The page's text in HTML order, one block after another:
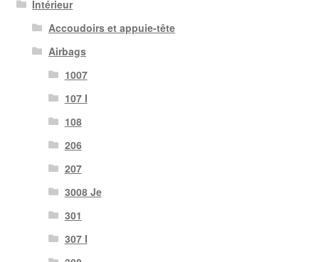
Intérieur
Accoudoirs et appuie-tête
Airbags
1007
107 I
108
206
207
3008 Je
301
307 I